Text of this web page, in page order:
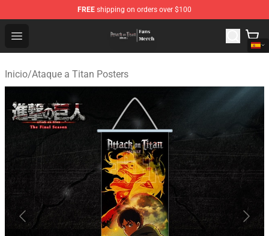
FREE shipping on orders over $100
Open menu
Attack On Titan Store - Official Attack On Titan
Inicio/Ataque a Titan Posters